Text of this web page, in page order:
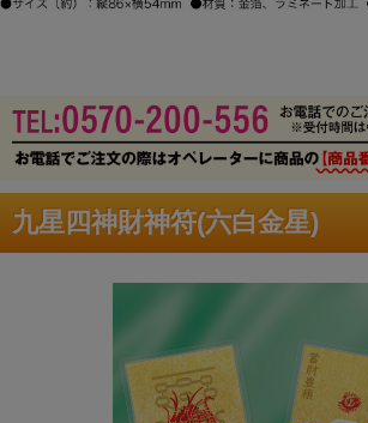
九星四神財神符(六白金星)